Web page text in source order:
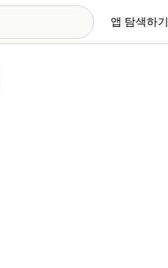
앱 탐색하기